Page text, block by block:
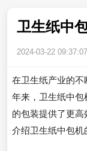
卫生纸中
2024-03-22 09:37:07
在卫生纸产业的
年来，卫生纸中
的包装提供了更
介绍卫生纸中包机